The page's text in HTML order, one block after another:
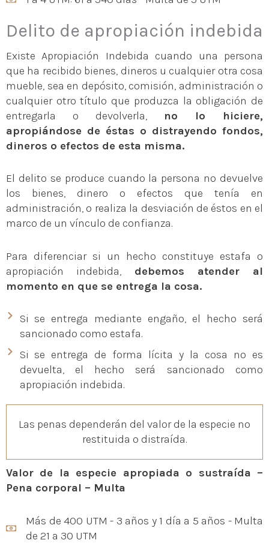
Delito de apropiación indebida
Existe Apropiación Indebida cuando una persona
que ha recibido bienes, dineros u cualquier otra cosa
mueble, sea en depósito, comisión, administración o
cualquier otro título que produzca la obligación de
entregarla o devolverla, no lo hiciere,
apropiándose de éstas o distrayendo fondos,
dineros o efectos de esta misma.
El delito se produce cuando la persona no devuelve
los bienes, dinero o efectos que tenía en
administración, o realiza la desviación de éstos en el
marco de un vínculo de confianza.
Para diferenciar si un hecho constituye estafa o
apropiación indebida, debemos atender al
momento en que se entrega la cosa.
Si se entrega mediante engaño, el hecho será
sancionado como estafa.
Si se entrega de forma lícita y la cosa no es
devuelta, el hecho será sancionado como
apropiación indebida.
Las penas dependerán del valor de la especie no
restituida o distraída.
Valor de la especie apropiada o sustraída –
Pena corporal – Multa
Más de 400 UTM - 3 años y 1 día a 5 años - Multa
de 21 a 30 UTM